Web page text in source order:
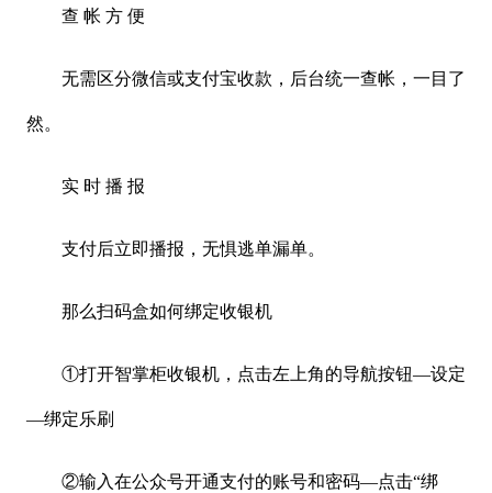
查 帐 方 便
无需区分微信或支付宝收款，后台统一查帐，一目了
然。
实 时 播 报
支付后立即播报，无惧逃单漏单。
那么扫码盒如何绑定收银机
①打开智掌柜收银机，点击左上角的导航按钮—设定
—绑定乐刷
②输入在公众号开通支付的账号和密码—点击“绑